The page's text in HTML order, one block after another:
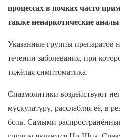
процессах в почках часто
также ненаркотические
Указанные группы препаратов
течении заболевания, при
тяжёлая симптоматика.
Спазмолитики воздействуют
мускулатуру, расслабляя её, в
боль. Самыми